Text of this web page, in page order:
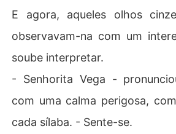
E agora, aqueles olhos
observavam-na com um
soube interpretar.
- Senhorita Vega -
com uma calma perigosa,
cada sílaba. - Sente-se.